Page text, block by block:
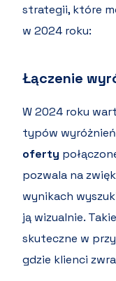
strategii, które
w 2024 roku:
Łączenie
W 2024 roku
typów
oferty
pozwala na
wynikach
ją wizualnie.
skuteczne w
gdzie klienci